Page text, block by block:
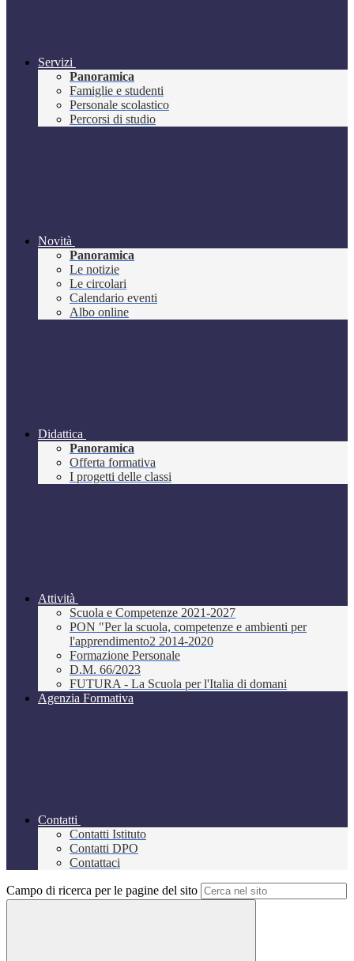
Servizi
Panoramica
Famiglie e studenti
Personale scolastico
Percorsi di studio
Novità
Panoramica
Le notizie
Le circolari
Calendario eventi
Albo online
Didattica
Panoramica
Offerta formativa
I progetti delle classi
Attività
Scuola e Competenze 2021-2027
PON "Per la scuola, competenze e ambienti per
l'apprendimento2 2014-2020
Formazione Personale
D.M. 66/2023
FUTURA - La Scuola per l'Italia di domani
Agenzia Formativa
Contatti
Contatti Istituto
Contatti DPO
Contattaci
Campo di ricerca per le pagine del sito